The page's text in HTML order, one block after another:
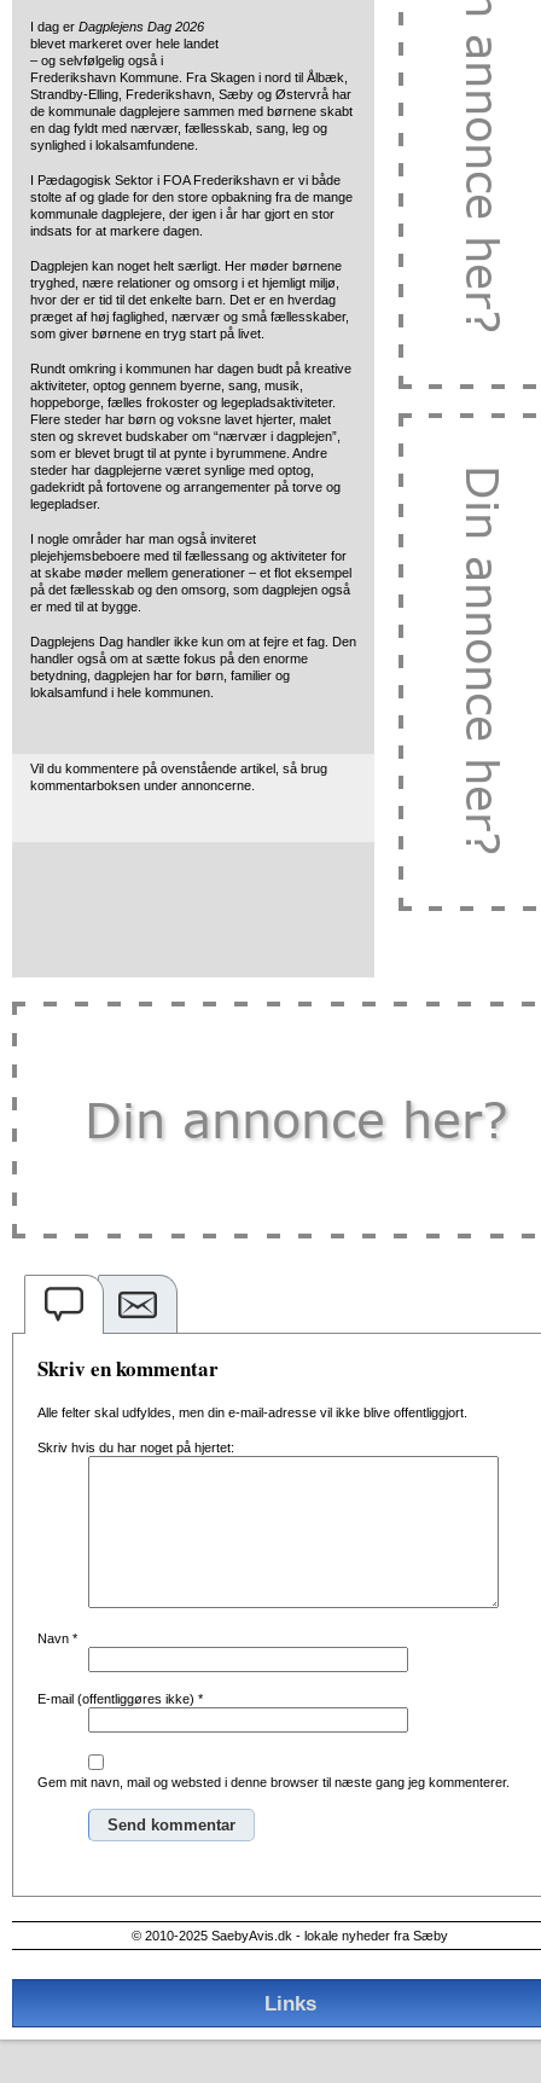
I dag er Dagplejens Dag 2026
blevet markeret over hele landet
– og selvfølgelig også i
Frederikshavn Kommune. Fra Skagen i nord til Ålbæk,
Strandby-Elling, Frederikshavn, Sæby og Østervrå har
de kommunale dagplejere sammen med børnene skabt
en dag fyldt med nærvær, fællesskab, sang, leg og
synlighed i lokalsamfundene.
I Pædagogisk Sektor i FOA Frederikshavn er vi både
stolte af og glade for den store opbakning fra de mange
kommunale dagplejere, der igen i år har gjort en stor
indsats for at markere dagen.
Dagplejen kan noget helt særligt. Her møder børnene
tryghed, nære relationer og omsorg i et hjemligt miljø,
hvor der er tid til det enkelte barn. Det er en hverdag
præget af høj faglighed, nærvær og små fællesskaber,
som giver børnene en tryg start på livet.
Rundt omkring i kommunen har dagen budt på kreative
aktiviteter, optog gennem byerne, sang, musik,
hoppeborge, fælles frokoster og legepladsaktiviteter.
Flere steder har børn og voksne lavet hjerter, malet
sten og skrevet budskaber om “nærvær i dagplejen”,
som er blevet brugt til at pynte i byrummene. Andre
steder har dagplejerne været synlige med optog,
gadekridt på fortovene og arrangementer på torve og
legepladser.
I nogle områder har man også inviteret
plejehjemsbeboere med til fællessang og aktiviteter for
at skabe møder mellem generationer – et flot eksempel
på det fællesskab og den omsorg, som dagplejen også
er med til at bygge.
Dagplejens Dag handler ikke kun om at fejre et fag. Den
handler også om at sætte fokus på den enorme
betydning, dagplejen har for børn, familier og
lokalsamfund i hele kommunen.
Vil du kommentere på ovenstående artikel, så brug
kommentarboksen under annoncerne.
Skriv en kommentar
Alle felter skal udfyldes, men din e-mail-adresse vil ikke blive offentliggjort.
Skriv hvis du har noget på hjertet:
Navn *
E-mail (offentliggøres ikke) *
Gem mit navn, mail og websted i denne browser til næste gang jeg kommenterer.
© 2010-2025 SaebyAvis.dk - lokale nyheder fra Sæby
Links